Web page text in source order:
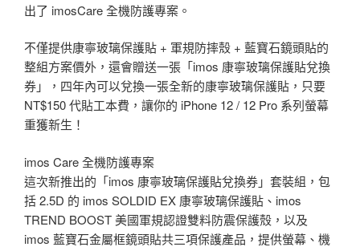
出了 imosCare 全機防護專案。
不僅提供康寧玻璃保護貼 + 軍規防摔殼 + 藍寶石鏡頭貼的
整組方案價外，還會贈送一張「imos 康寧玻璃保護貼兌換
券」，四年內可以兌換一張全新的康寧玻璃保護貼，只要
NT$150 代貼工本費，讓你的 iPhone 12 / 12 Pro 系列螢幕
重獲新生！
imos Care 全機防護專案
這次新推出的「imos 康寧玻璃保護貼兌換券」套裝組，包
括 2.5D 的 imos SOLDID EX 康寧玻璃保護貼、imos
TREND BOOST 美國軍規認證雙料防震保護殼，以及
imos 藍寶石金屬框鏡頭貼共三項保護產品，提供螢幕、機